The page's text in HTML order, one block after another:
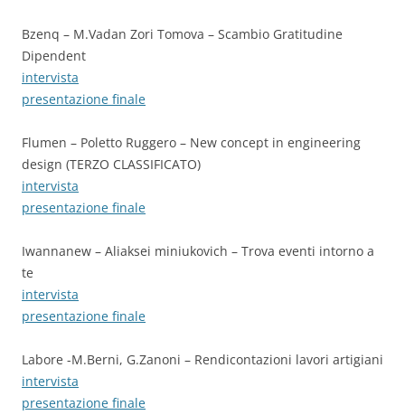
Bzenq – M.Vadan Zori Tomova – Scambio Gratitudine
Dipendent
intervista
presentazione finale
Flumen – Poletto Ruggero – New concept in engineering
design (TERZO CLASSIFICATO)
intervista
presentazione finale
Iwannanew – Aliaksei miniukovich – Trova eventi intorno a
te
intervista
presentazione finale
Labore -M.Berni, G.Zanoni – Rendicontazioni lavori artigiani
intervista
presentazione finale